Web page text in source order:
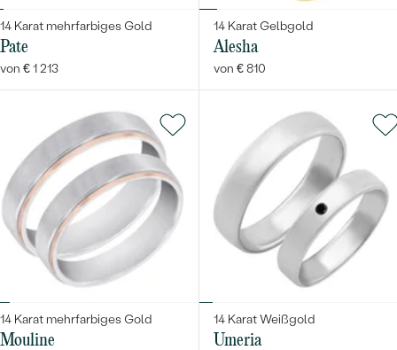
14 Karat mehrfarbiges Gold
Pate
von € 1 213
14 Karat Gelbgold
Alesha
von € 810
14 Karat mehrfarbiges Gold
Mouline
14 Karat Weißgold
Umeria